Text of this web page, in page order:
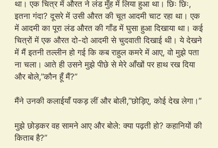
था। एक चित्र में औरत ने लंड मुँह में लिया हुआ था। छिः छिः,
इतना गंदा? दूसरे में उसी औरत की चूत आदमी चाट रहा था। एक
में आदमी का पूरा लंड औरत की गाँड में घुसा हुआ दिखाया था। कई
चित्रों में एक औरत दो-दो आदमी से चुदवाती दिखाई थी। ये देखने
में मैं इतनी तल्लीन हो गई कि कब राहुल कमरे में आए, वो मुझे पता
ना चला। आते ही उसने मुझे पीछे से मेरे आँखों पर हाथ रख दिया
और बोले,”कौन हूँ मैं?”
मैंने उनकी कलाईयाँ पकड़ लीं और बोली,”छोड़िए, कोई देख लेगा।”
मुझे छोड़कर वह सामने आए और बोले: क्या पढ़ती हो? कहानियों की
किताब है?”